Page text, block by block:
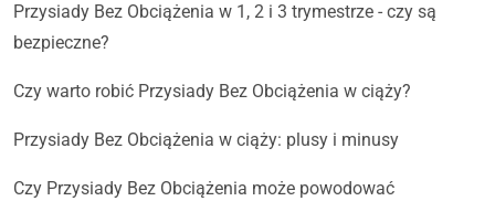
Przysiady Bez Obciążenia w 1, 2 i 3 trymestrze - czy są
bezpieczne?
Czy warto robić Przysiady Bez Obciążenia w ciąży?
Przysiady Bez Obciążenia w ciąży: plusy i minusy
Czy Przysiady Bez Obciążenia może powodować